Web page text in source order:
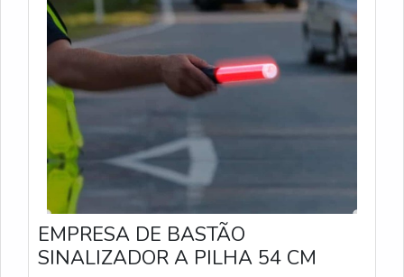
EMPRESA DE BASTÃO
SINALIZADOR A PILHA 54 CM